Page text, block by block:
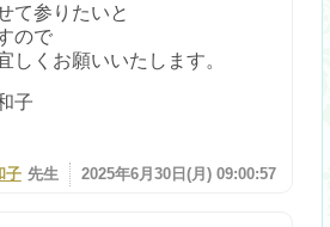
て参りたいと
ので
しくお願いいたします。
子
子 先生 2025年6月30日(月) 09:00:57